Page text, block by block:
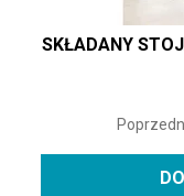
SKŁADANY